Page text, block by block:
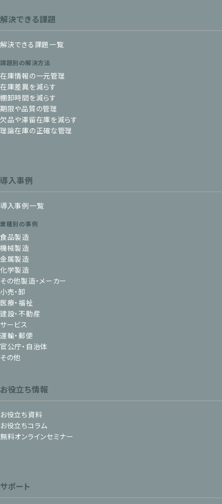
解決できる課題
解決できる課題一覧
課題別の解決方法
在庫情報の一元管理
在庫差異を減らす
棚卸時間を減らす
期限や品質の管理
欠品や滞留在庫を減らす
理論在庫の正確な管理
導入事例
導入事例一覧
業種別の事例
食品製造
機械製造
金属製造
化学製造
その他製造・メーカー
小売・卸
医療・福祉
建設・不動産
サービス
運輸・郵便
官公庁・自治体
その他
お役立ち情報
お役立ち資料
お役立ちコラム
無料オンラインセミナー
サポート